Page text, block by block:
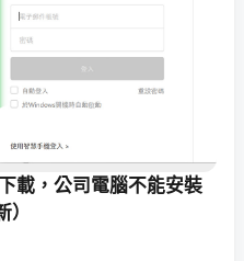
載，公司電腦不能安裝